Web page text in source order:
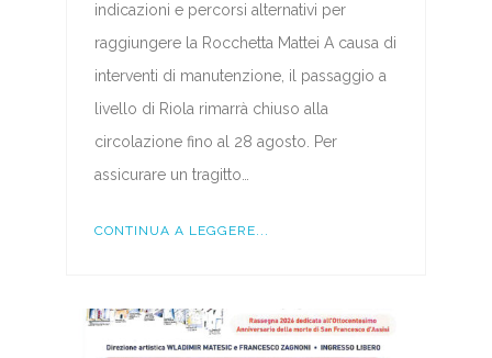
indicazioni e percorsi alternativi per
raggiungere la Rocchetta Mattei A causa di
interventi di manutenzione, il passaggio a
livello di Riola rimarrà chiuso alla
circolazione fino al 28 agosto. Per
assicurare un tragitto…
CONTINUA A LEGGERE...